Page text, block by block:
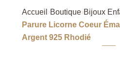
Accueil ›Boutique›Bijoux
Parure Licorne Coeur
Argent 925 Rhodié